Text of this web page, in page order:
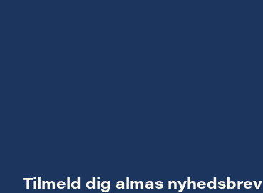
Tilmeld dig almas nyhedsbrev